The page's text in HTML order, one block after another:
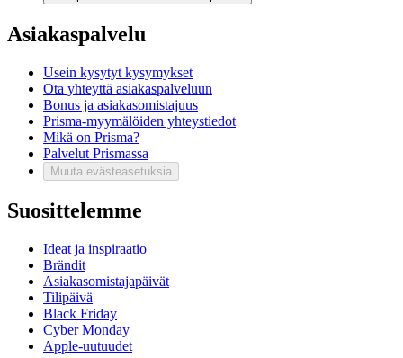
Asiakaspalvelu
Usein kysytyt kysymykset
Ota yhteyttä asiakaspalveluun
Bonus ja asiakasomistajuus
Prisma-myymälöiden yhteystiedot
Mikä on Prisma?
Palvelut Prismassa
Muuta evästeasetuksia
Suosittelemme
Ideat ja inspiraatio
Brändit
Asiakasomistajapäivät
Tilipäivä
Black Friday
Cyber Monday
Apple-uutuudet